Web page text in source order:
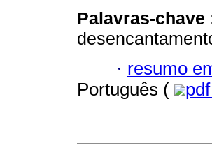
Palavras-chave
· resumo
Português (
pdf